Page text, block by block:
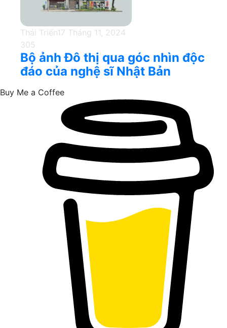
Thái Triển17 Tháng 11, 2024
305
Bộ ảnh Đô thị qua góc nhìn độc
đáo của nghệ sĩ Nhật Bản
Buy Me a Coffee